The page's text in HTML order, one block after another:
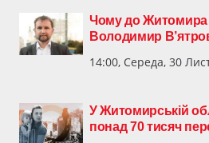
Чому до Житомира
Володимир
14:00, Середа, 30
У Житомирській
понад 70 тисяч